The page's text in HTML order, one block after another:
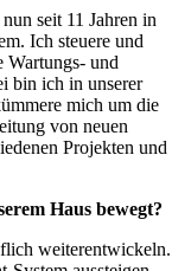
seit 11 Jahren in
Ich steuere und
Wartungs- und
bin ich in unserer
mich um die
von neuen
Projekten und
Haus bewegt?
weiterentwickeln.